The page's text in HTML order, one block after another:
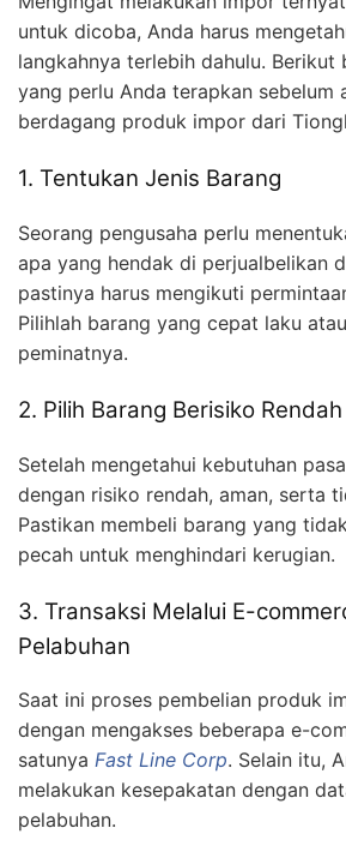
untuk dicoba, Anda harus
langkahnya terlebih dahulu. Berikut
yang perlu Anda terapkan sebelum
berdagang produk impor dari
1. Tentukan Jenis Barang
Seorang pengusaha perlu
apa yang hendak di perjualbelikan
pastinya harus mengikuti
Pilihlah barang yang cepat laku
peminatnya.
2. Pilih Barang Berisiko Rendah
Setelah mengetahui kebutuhan
dengan risiko rendah, aman, serta
Pastikan membeli barang yang
pecah untuk menghindari kerugian.
3. Transaksi Melalui E-
Pelabuhan
Saat ini proses pembelian produk
dengan mengakses beberapa e-
satunya Fast Line Corp. Selain itu,
melakukan kesepakatan dengan
pelabuhan.